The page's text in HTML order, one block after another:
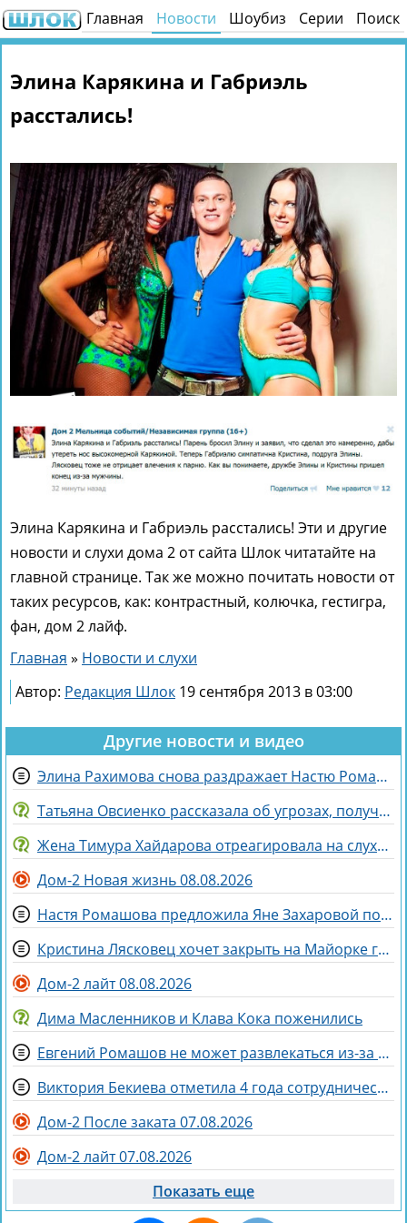
Главная Новости Шоубиз Серии Поиск
Элина Карякина и Габриэль
расстались!
Элина Карякина и Габриэль расстались! Эти и другие
новости и слухи дома 2 от сайта Шлок читатайте на
главной странице. Так же можно почитать новости от
таких ресурсов, как: контрастный, колючка, гестигра,
фан, дом 2 лайф.
Главная » Новости и слухи
Автор: Редакция Шлок 19 сентября 2013 в 03:00
Другие новости и видео
Элина Рахимова снова раздражает Настю Ромашову, флиртуя с её мужем Евгением
Татьяна Овсиенко рассказала об угрозах, полученных мамой
Жена Тимура Хайдарова отреагировала на слухи о колдовстве
Дом-2 Новая жизнь 08.08.2026
Настя Ромашова предложила Яне Захаровой пожить у неё в гардеробной
Кристина Лясковец хочет закрыть на Майорке гештальт
Дом-2 лайт 08.08.2026
Дима Масленников и Клава Кока поженились
Евгений Ромашов не может развлекаться из-за беременности жены Анастасии
Виктория Бекиева отметила 4 года сотрудничества с Домом 2
Дом-2 После заката 07.08.2026
Дом-2 лайт 07.08.2026
Показать еще